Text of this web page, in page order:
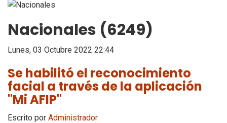
Nacionales (6249)
Lunes, 03 Octubre 2022 22:44
Se habilitó el reconocimiento
facial a través de la aplicación
"Mi AFIP"
Escrito por Administrador